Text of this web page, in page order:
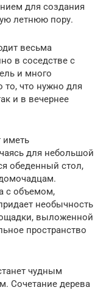
для создания
летнюю пору.
весьма
в соседстве с
и много
то, что нужно для
и в вечернее
иметь
для небольшой
обеденный стол,
с объемом,
необычность
выложенной
пространство
чудным
Сочетание дерева